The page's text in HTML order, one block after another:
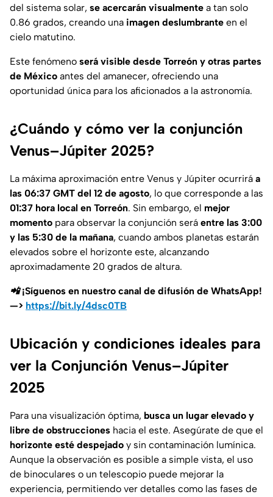
del sistema solar, se acercarán visualmente a tan solo
0.86 grados, creando una imagen deslumbrante en el
cielo matutino.
Este fenómeno será visible desde Torreón y otras partes
de México antes del amanecer, ofreciendo una
oportunidad única para los aficionados a la astronomía.
¿Cuándo y cómo ver la conjunción
Venus–Júpiter 2025?
La máxima aproximación entre Venus y Júpiter ocurrirá a
las 06:37 GMT del 12 de agosto, lo que corresponde a las
01:37 hora local en Torreón. Sin embargo, el mejor
momento para observar la conjunción será entre las 3:00
y las 5:30 de la mañana, cuando ambos planetas estarán
elevados sobre el horizonte este, alcanzando
aproximadamente 20 grados de altura.
📲 ¡Síguenos en nuestro canal de difusión de WhatsApp!
—> https://bit.ly/4dsc0TB
Ubicación y condiciones ideales para
ver la Conjunción Venus–Júpiter
2025
Para una visualización óptima, busca un lugar elevado y
libre de obstrucciones hacia el este. Asegúrate de que el
horizonte esté despejado y sin contaminación lumínica.
Aunque la observación es posible a simple vista, el uso
de binoculares o un telescopio puede mejorar la
experiencia, permitiendo ver detalles como las fases de